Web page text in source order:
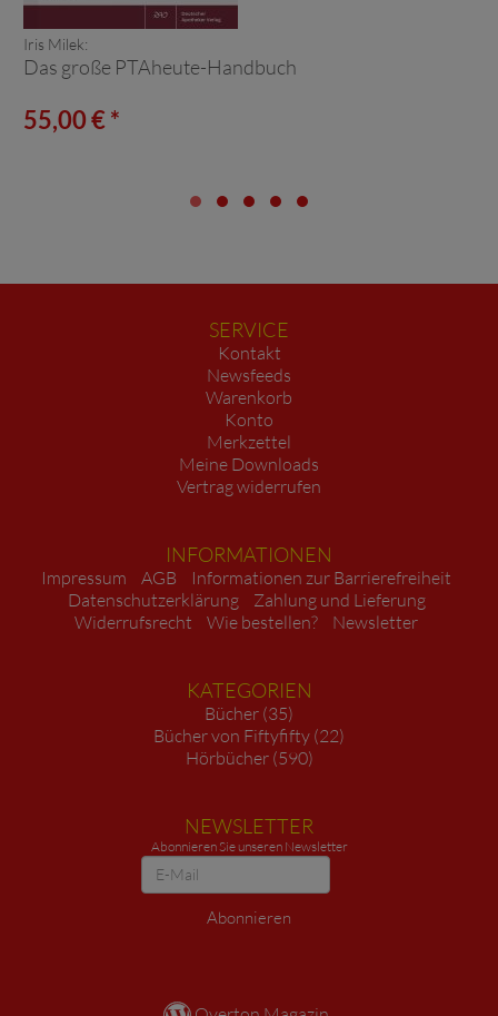
Iris Milek:
Das große PTAheute-Handbuch
55,00 € *
SERVICE
Kontakt
Newsfeeds
Warenkorb
Konto
Merkzettel
Meine Downloads
Vertrag widerrufen
INFORMATIONEN
Impressum AGB
Informationen zur Barrierefreiheit
Datenschutzerklärung
Zahlung und Lieferung
Widerrufsrecht
Wie bestellen? Newsletter
KATEGORIEN
Bücher (35)
Bücher von Fiftyfifty (22)
Hörbücher (590)
NEWSLETTER
Abonnieren Sie unseren Newsletter
Newsletter
Abonnieren